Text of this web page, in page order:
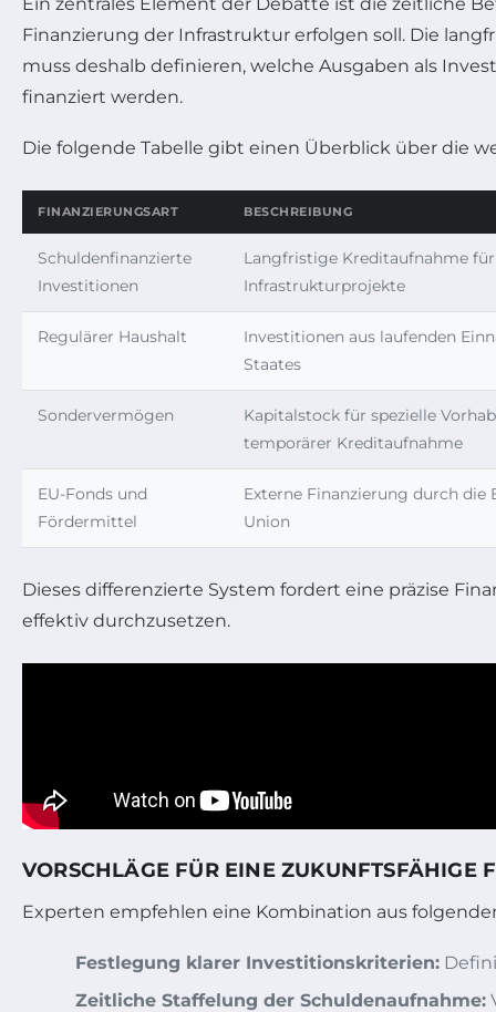
Finanzierung der Infrastruktur erfolgen soll. Die
muss deshalb definieren, welche Ausgaben als
finanziert werden.
Die folgende Tabelle gibt einen Überblick über die
FINANZIERUNGSART BESCHREIBUNG
Schuldenfinanzierte
Investitionen
Langfristige Kreditaufnahme
Infrastrukturprojekte
Regulärer Haushalt
Investitionen aus laufenden
Staates
Sondervermögen
Kapitalstock für spezielle
temporärer Kreditaufnahme
EU-Fonds und
Fördermittel
Externe Finanzierung durch die
Union
Dieses differenzierte System fordert eine präzise
effektiv durchzusetzen.
VORSCHLÄGE FÜR EINE ZUKUNFTSFÄHIGE
Experten empfehlen eine Kombination aus
Festlegung klarer Investitionskriterien:
Zeitliche Staffelung der Schuldenaufnahme: